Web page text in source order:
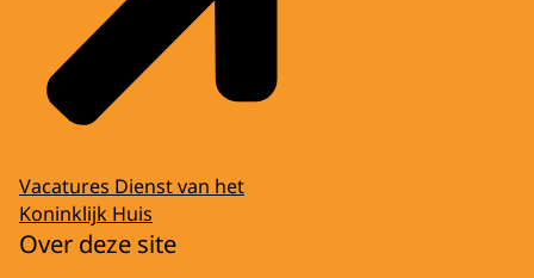
Vacatures Dienst van het
Koninklijk Huis
Over deze site